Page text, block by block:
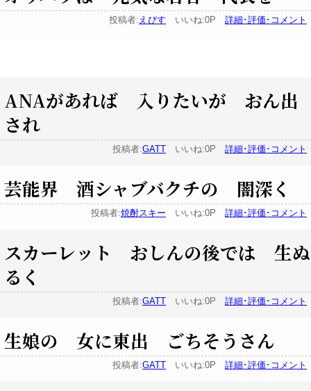
投稿者: えびす いいね:0P 詳細･評価･コメント
ANAがあれば 入りたいが おん出
され
投稿者:GATT いいね:0P 詳細･評価･コメント
芸能界 酒シャブバクチの 闇深く
投稿者:焼酎スキー いいね:0P 詳細･評価･コメント
スカーレット おしんの後では 生ぬ
るく
投稿者:GATT いいね:0P 詳細･評価･コメント
生娘の 女に東出 ごちそうさん
投稿者:GATT いいね:0P 詳細･評価･コメント